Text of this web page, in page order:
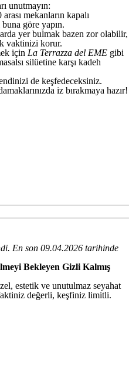
unutmayın:
mekanların kapalı
göre yapın.
yer bulmak bazen zor olabilir,
vaktinizi korur.
için La Terrazza del EME gibi
silüetine karşı kadeh
de keşfedeceksiniz.
iz bırakmaya hazır!
En son 09.04.2026 tarihinde
Bekleyen Gizli Kalmış
estetik ve unutulmaz seyahat
değerli, keşfiniz limitli.